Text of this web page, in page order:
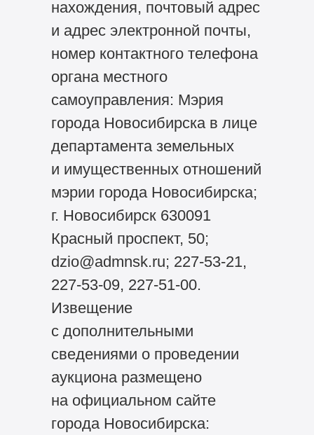
нахождения, почтовый адрес
и адрес электронной почты,
номер контактного телефона
органа местного
самоуправления: Мэрия
города Новосибирска в лице
департамента земельных
и имущественных отношений
мэрии города Новосибирска;
г. Новосибирск 630091
Красный проспект, 50;
dzio@admnsk.ru; 227-53-21,
227-53-09, 227-51-00.
Извещение
с дополнительными
сведениями о проведении
аукциона размещено
на официальном сайте
города Новосибирска: